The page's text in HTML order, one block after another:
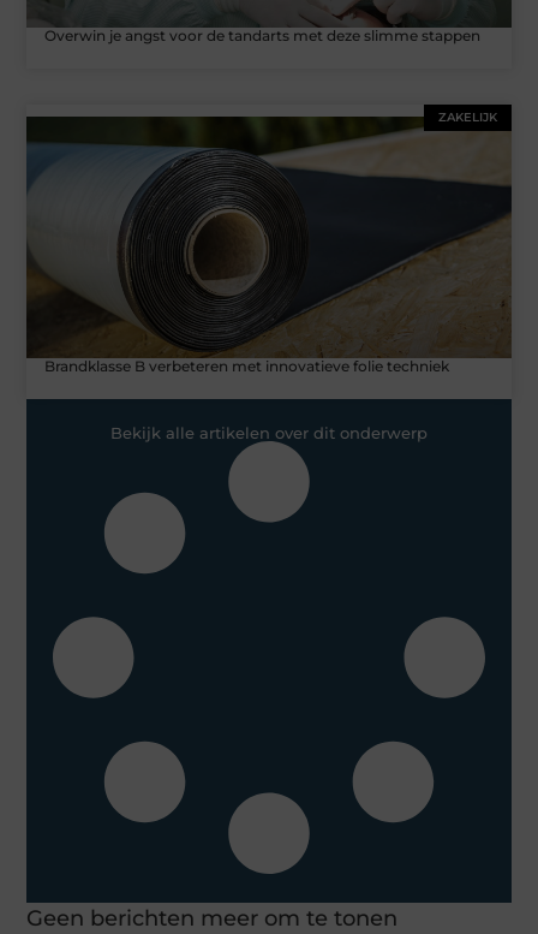
Overwin je angst voor de tandarts met deze slimme stappen
ZAKELIJK
Brandklasse B verbeteren met innovatieve folie techniek
Bekijk alle artikelen over dit onderwerp
Geen berichten meer om te tonen